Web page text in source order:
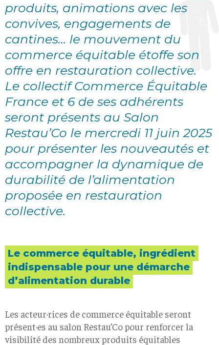
produits, animations avec les
convives, engagements de
cantines… le mouvement du
commerce équitable étoffe son
offre en restauration collective.
Le collectif Commerce Équitable
France et 6 de ses adhérents
seront présents au Salon
Restau’Co le mercredi 11 juin 2025
pour présenter les nouveautés et
accompagner la dynamique de
durabilité de l’alimentation
proposée en restauration
collective.
Le commerce équitable, ingrédient
indispensable pour une démarche
d’alimentation durable
Les acteur·rices de commerce équitable seront
présent·es au salon Restau’Co pour renforcer la
visibilité des nombreux produits équitables